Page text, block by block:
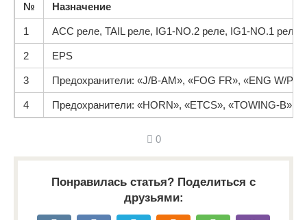
№ Назначение
1 ACC реле, TAIL реле, IG1-NO.2 реле, IG1-NO.1
2 EPS
3 Предохранители: «J/B-AM», «FOG FR», «ENG W/
4 Предохранители: «HORN», «ETCS», «TOWING-B»,
0
Понравилась статья? Поделиться с
друзьями: